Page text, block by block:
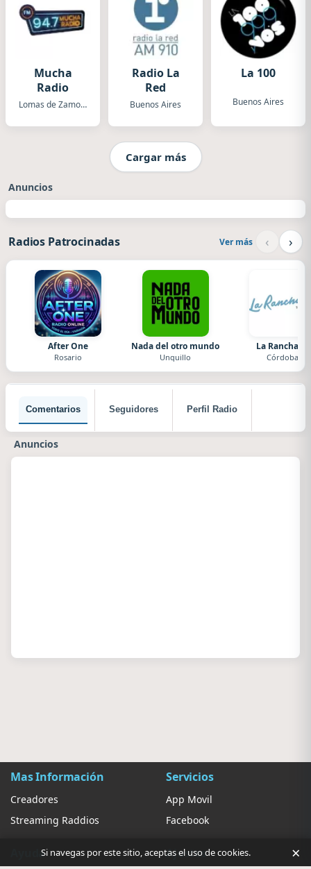
Mucha
Radio
Lomas de Zamora
Radio La
Red
Buenos Aires
La 100
Buenos Aires
Cargar más
Anuncios
Radios Patrocinadas Ver más ‹ ›
After One
Rosario
Nada del otro mundo
Unquillo
La Ranchada
Córdoba
Comentarios Seguidores Perfil Radio
Anuncios
Mas Información
Creadores
Streaming Raddios
Servicios
App Movil
Facebook
Ayuda Ajustes
Si navegas por este sitio, aceptas el uso de cookies. ×